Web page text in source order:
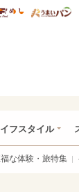
ィズニー特集
うまいめし
フスタイル
な体験・旅特集